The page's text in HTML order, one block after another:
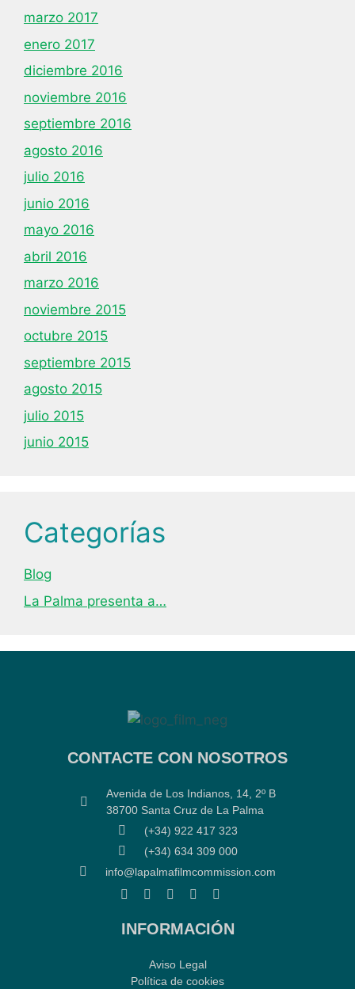
marzo 2017
enero 2017
diciembre 2016
noviembre 2016
septiembre 2016
agosto 2016
julio 2016
junio 2016
mayo 2016
abril 2016
marzo 2016
noviembre 2015
octubre 2015
septiembre 2015
agosto 2015
julio 2015
junio 2015
Categorías
Blog
La Palma presenta a…
CONTACTE CON NOSOTROS
Avenida de Los Indianos, 14, 2º B
38700 Santa Cruz de La Palma
(+34) 922 417 323
(+34) 634 309 000
info@lapalmafilmcommission.com
INFORMACIÓN
Aviso Legal
Política de cookies